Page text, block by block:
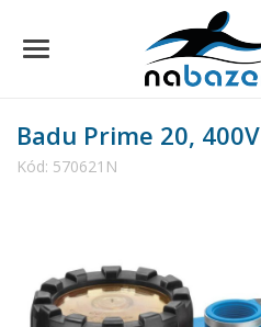
Badu Prime 20, 400V
Kód: 570621N